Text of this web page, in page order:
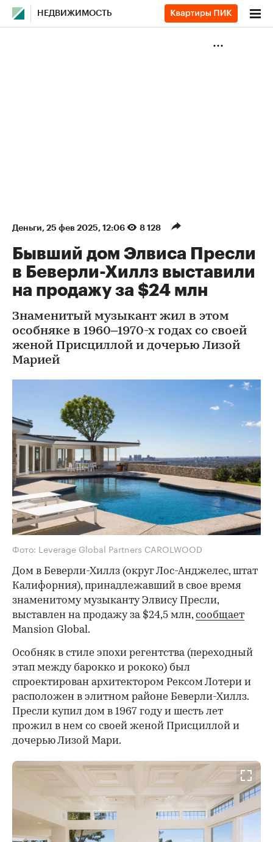
НЕДВИЖИМОСТЬ
Деньги⁠, 25 фев 2025, 12:06 8 128
Бывший дом Элвиса Пресли
в Беверли-Хиллз выставили
на продажу за $24 млн
Знаменитый музыкант жил в этом
особняке в 1960–1970-х годах со своей
женой Присциллой и дочерью Лизой
Марией
Фото: Leverage Global Partners CAROLWOOD
Дом в Беверли-Хиллз (округ Лос-Анджелес, штат
Калифорния), принадлежавший в свое время
знаменитому музыканту Элвису Пресли,
выставлен на продажу за $24,5 млн,сообщает
Mansion Global.
Особняк в стиле эпохи регентства (переходный
этап между барокко и рококо) был
спроектирован архитектором Рексом Лотери и
расположен в элитном районе Беверли-Хиллз.
Пресли купил дом в 1967 году и шесть лет
прожил в нем со своей женой Присциллой и
дочерью Лизой Мари.